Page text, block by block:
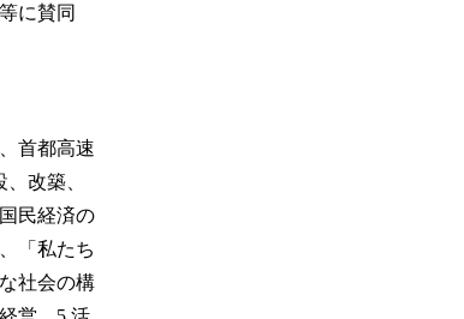
に賛同
首都高速
改築、
民経済の
「私たち
社会の構